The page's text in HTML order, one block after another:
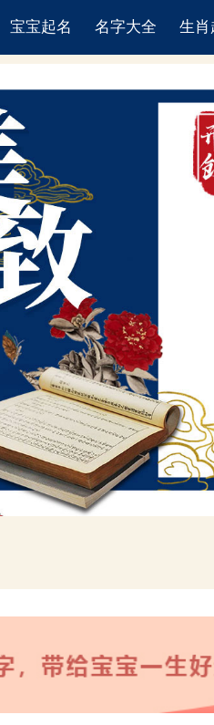
宝宝起名 名字大全 生肖